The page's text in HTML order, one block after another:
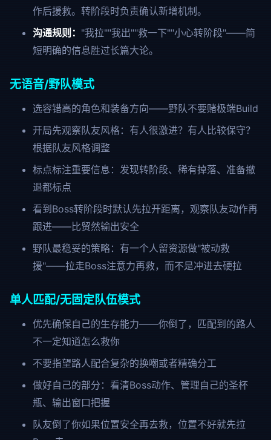
作后援救。转阶段时负责确认新增机制。
沟通规则： "我拉""我出""救一下""小心转阶段"——简
短明确的信息胜过长篇大论。
无语音/野队模式
选容错高的角色和装备方向——野队不要赌极端Build
开局先观察队友风格：有人很激进？有人比较保守？
根据队友风格调整
标点标注重要信息：发现转阶段、稀有掉落、准备撤
退都标点
看到Boss转阶段时默认先拉开距离，观察队友动作再
跟进——比贸然输出安全
野队最稳妥的策略：有一个人留资源做"被动救
援"——拉走Boss注意力再救，而不是冲进去硬拉
单人匹配/无固定队伍模式
优先确保自己的生存能力——你倒了，匹配到的路人
不一定知道怎么救你
不要指望路人配合复杂的换嘲或者精确分工
做好自己的部分：看清Boss动作、管理自己的圣杯
瓶、输出窗口把握
队友倒了你如果位置安全再去救，位置不好就先拉